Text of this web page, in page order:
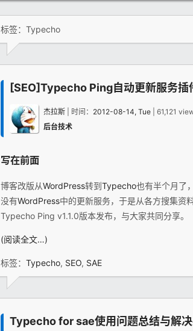
标签：Typecho
[SEO]Typecho Ping自动更新服务插
杰拉斯 | 时间： 2012-08-14, Tue | 61,121
后台技术
写在前面
博客改版从WordPress转到Typecho也有半个月了
没有WordPress中的更新服务，于是从各方搜集资
Typecho Ping v1.1.0版本发布，与大家共同分享。
(阅读全文…)
标签： Typecho, SEO, SAE
Typecho for sae使用问题总结与解